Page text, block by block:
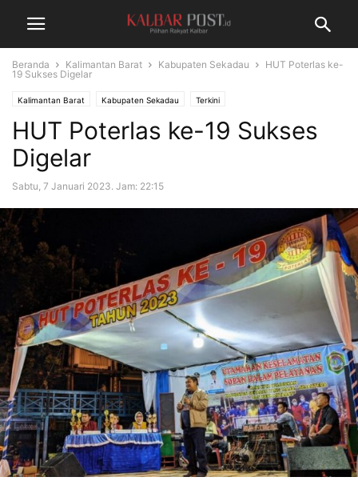
Beranda Kalimantan Barat Kabupaten Sekadau
HUT Poterlas ke-
19 Sukses Digelar
Kalimantan Barat Kabupaten Sekadau Terkini
HUT Poterlas ke-19 Sukses
Digelar
Sabtu, 7 Januari 2023. Jam: 22:15